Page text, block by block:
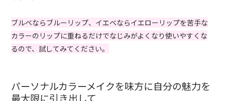
ブルベならブルーリップ、イエベならイエローリップを苦手な
カラーのリップに重ねるだけでなじみがよくなり使いやすくな
るので、試してみてください。
パーソナルカラーメイクを味方に自分の魅力を
最大限に引き出して